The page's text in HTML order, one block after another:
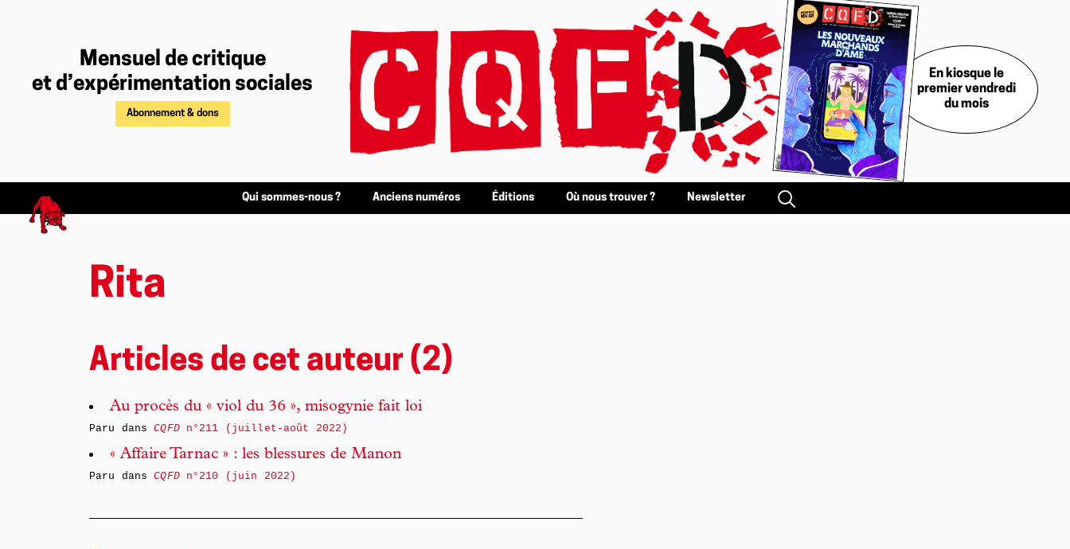
Mensuel de critique
et d’expérimentation sociales
Abonnement & dons
En kiosque le
premier vendredi
du mois
Qui sommes-nous ? Anciens numéros Éditions Où nous trouver ? Newsletter
Rita
Articles de cet auteur (2)
Au procès du « viol du 36 », misogynie fait loi
Paru dansCQFDn°211 (juillet-août 2022)
« Affaire Tarnac » : les blessures de Manon
Paru dansCQFDn°210 (juin 2022)